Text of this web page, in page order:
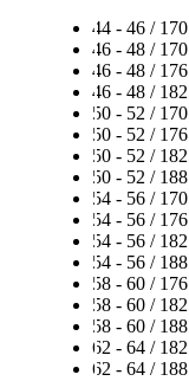
44 - 46 / 170
46 - 48 / 170
46 - 48 / 176
46 - 48 / 182
50 - 52 / 170
50 - 52 / 176
50 - 52 / 182
50 - 52 / 188
54 - 56 / 170
54 - 56 / 176
54 - 56 / 182
54 - 56 / 188
58 - 60 / 176
58 - 60 / 182
58 - 60 / 188
62 - 64 / 182
62 - 64 / 188